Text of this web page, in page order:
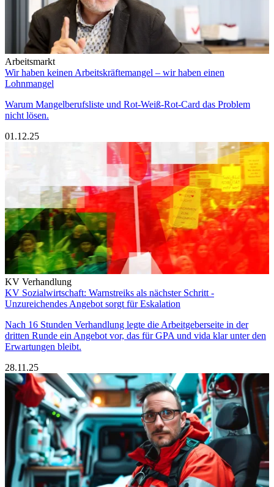
Arbeitsmarkt
Wir haben keinen Arbeitskräftemangel – wir haben einen
Lohnmangel
Warum Mangelberufsliste und Rot-Weiß-Rot-Card das Problem
nicht lösen.
01.12.25
KV Verhandlung
KV Sozialwirtschaft: Warnstreiks als nächster Schritt -
Unzureichendes Angebot sorgt für Eskalation
Nach 16 Stunden Verhandlung legte die Arbeitgeberseite in der
dritten Runde ein Angebot vor, das für GPA und vida klar unter den
Erwartungen bleibt.
28.11.25